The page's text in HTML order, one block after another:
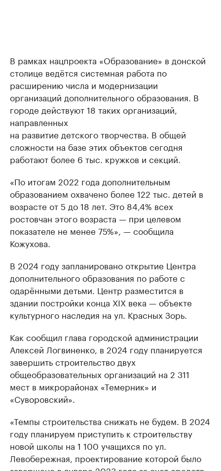
В рамках нацпроекта «Образование» в донской
столице ведётся системная работа по
расширению числа и модернизации
организаций дополнительного образования. В
городе действуют 18 таких организаций,
направленных
на развитие детского творчества. В общей
сложности на базе этих объектов сегодня
работают более 6 тыс. кружков и секций.
«По итогам 2022 года дополнительным
образованием охвачено более 122 тыс. детей в
возрасте от 5 до 18 лет. Это 84,4% всех
ростовчан этого возраста — при целевом
показателе не менее 75%», — сообщила
Кожухова.
В 2024 году запланировано открытие Центра
дополнительного образования по работе с
одарёнными детьми. Центр разместится в
здании постройки конца XIX века — объекте
культурного наследия на ул. Красных Зорь.
Как сообщил глава городской администрации
Алексей Логвиненко, в 2024 году планируется
завершить строительство двух
общеобразовательных организаций на 2 311
мест в микрорайонах «Темерник» и
«Суворовский».
«Темпы строительства снижать не будем. В 2024
году планируем приступить к строительству
новой школы на 1 100 учащихся по ул.
Левобережная, проектирование которой было